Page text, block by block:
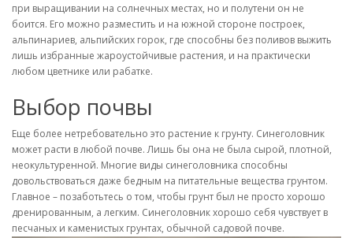
при выращивании на солнечных местах, но и полутени он не
боится. Его можно разместить и на южной стороне построек,
альпинариев, альпийских горок, где способны без поливов выжить
лишь избранные жароустойчивые растения, и на практически
любом цветнике или рабатке.
Выбор почвы
Еще более нетребовательно это растение к грунту. Синеголовник
может расти в любой почве. Лишь бы она не была сырой, плотной,
неокультуренной. Многие виды синеголовника способны
довольствоваться даже бедным на питательные вещества грунтом.
Главное – позаботьтесь о том, чтобы грунт был не просто хорошо
дренированным, а легким. Синеголовник хорошо себя чувствует в
песчаных и каменистых грунтах, обычной садовой почве.